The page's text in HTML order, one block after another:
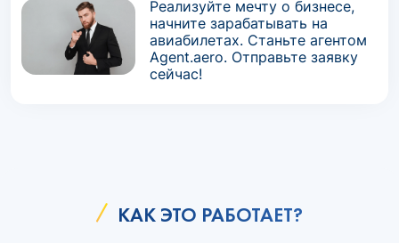
Реализуйте мечту о бизнесе,
начните зарабатывать на
авиабилетах. Станьте агентом
Agent.aero. Отправьте заявку
сейчас!
КАК ЭТО РАБОТАЕТ?